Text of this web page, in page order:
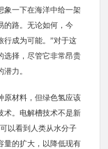
象一下在海洋中给一架
的路。无论如何，今
行成为可能。”对于这
选择，尽管它非常昂贵
力。
原材料，但绿色氢应该
术。电解槽技术不是新
以看到人类从水分子
量的扩大，以降低现有